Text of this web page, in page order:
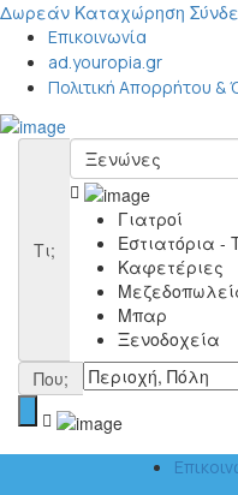
Δωρεάν Καταχώρηση
Επικοινωνία
ad.youropia.gr
Πολιτική Απορρήτου &
Τι;
Γιατροί
Εστιατόρια -
Καφετέριες
Μπαρ
Ξενοδοχεία
Που;